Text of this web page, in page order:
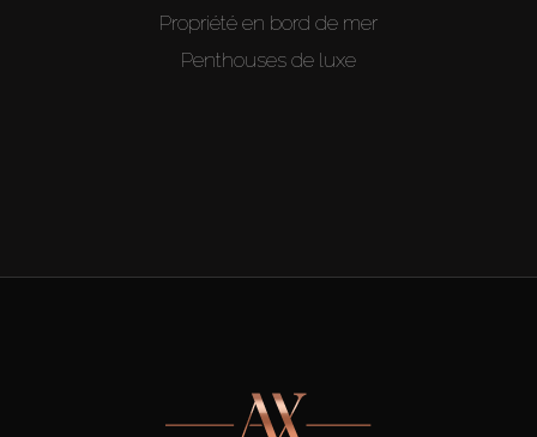
Propriété en bord de mer
Penthouses de luxe